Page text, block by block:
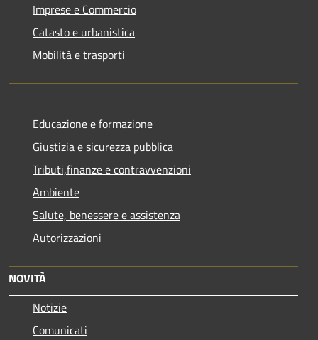
Imprese e Commercio
Catasto e urbanistica
Mobilità e trasporti
Educazione e formazione
Giustizia e sicurezza pubblica
Tributi,finanze e contravvenzioni
Ambiente
Salute, benessere e assistenza
Autorizzazioni
NOVITÀ
Notizie
Comunicati